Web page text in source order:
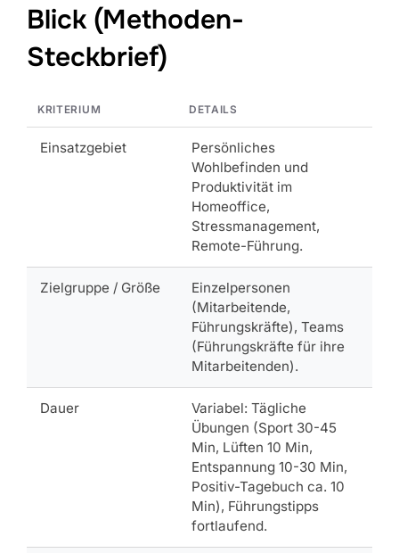
Blick (Methoden-
Steckbrief)
KRITERIUM DETAILS
Einsatzgebiet
Persönliches
Wohlbefinden und
Produktivität im
Homeoffice,
Stressmanagement,
Remote-Führung.
Zielgruppe / Größe
Einzelpersonen
(Mitarbeitende,
Führungskräfte), Teams
(Führungskräfte für ihre
Mitarbeitenden).
Dauer
Variabel: Tägliche
Übungen (Sport 30-45
Min, Lüften 10 Min,
Entspannung 10-30 Min,
Positiv-Tagebuch ca. 10
Min), Führungstipps
fortlaufend.